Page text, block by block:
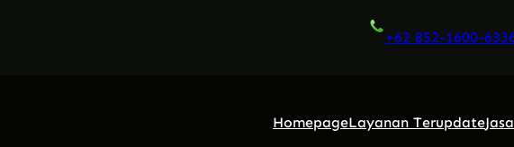
+62 852-1600-
HomepageLayanan Terupdate